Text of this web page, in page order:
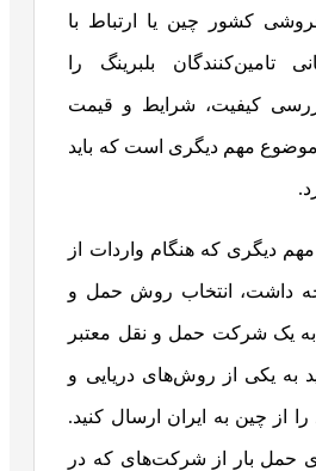
کشور چین یا ارتباط با
تامین‌کنندگان بلبرینگ را
بررسی کیفیت، شرایط و قیمت
مهم دیگری است که باید
دیگری که هنگام واردات از
داشت، انتخاب روش حمل و
یک شرکت حمل و نقل معتبر
به یکی از روش‌های دریایی و
از چین به ایران ارسال کنید.
حمل بار از شرکت‌های که در